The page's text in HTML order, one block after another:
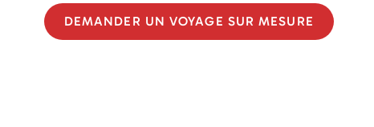
DEMANDER UN VOYAGE SUR MESURE